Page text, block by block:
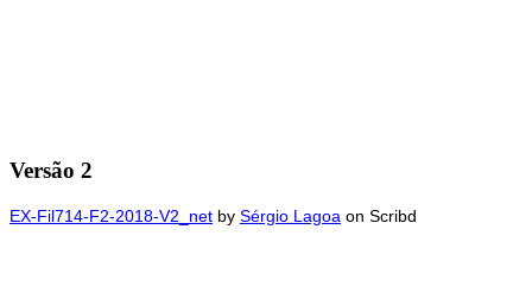
Versão 2
EX-Fil714-F2-2018-V2_net by Sérgio Lagoa on Scribd